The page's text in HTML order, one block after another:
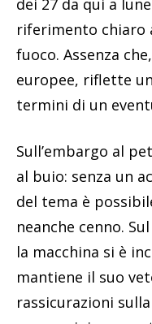
dei 27 da qui a
riferimento chiaro
fuoco. Assenza
europee, riflette
termini di un
Sull’embargo al
al buio: senza un
del tema è
neanche cenno.
la macchina si è
mantiene il suo
rassicurazioni